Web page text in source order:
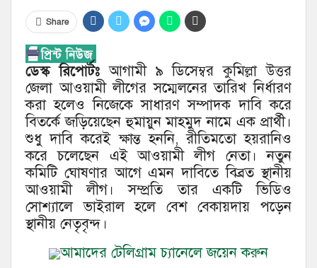
Share
ডেস্ক রিপোর্টঃআগামী ৯ ডিসেম্বর কুমিল্লা উত্তর
জেলা আওয়ামী লীগের সম্মেলনের তারিখ নির্ধারণ
করা হলেও নিজেকে সাধারণ সম্পাদক দাবি করে
বিতর্কে জড়িয়েছেন হুমায়ুন মাহমুদ নামে এক প্রার্থী।
শুধু দাবি করেই ক্ষান্ত হননি, রীতিমতো হয়রানিও
করে চলেছেন এই আওয়ামী লীগ নেতা। নতুন
কমিটি ঘোষণার আগে এমন দাবিতে বিব্রত স্থানীয়
আওয়ামী লীগ। সম্প্রতি তার একটি ভিডিও
সোশ্যালে ভাইরাল হলে বেশ বেকায়দায় পড়েন
স্থানীয় নেতৃবৃন্দ।
আমাদের টেলিগ্রাম চ্যানেলে জয়েন করুন